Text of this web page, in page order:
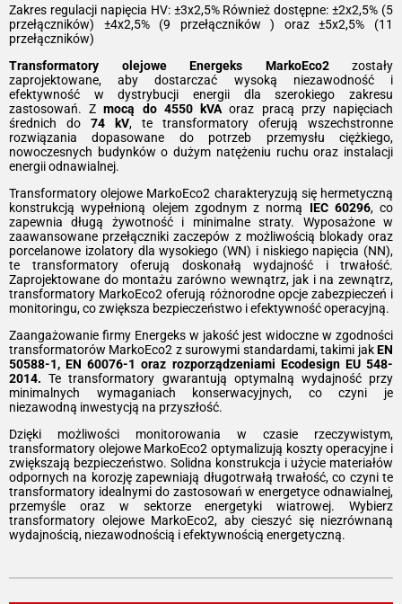
Zakres regulacji napięcia HV: ±3x2,5% Również dostępne: ±2x2,5% (5
przełączników) ±4x2,5% (9 przełączników ) oraz ±5x2,5% (11
przełączników)
Transformatory olejowe Energeks MarkoEco2zostały
zaprojektowane, aby dostarczać wysoką niezawodność i
efektywność w dystrybucji energii dla szerokiego zakresu
zastosowań. Zmocą do 4550 kVA oraz pracą przy napięciach
średnich do 74 kV, te transformatory oferują wszechstronne
rozwiązania dopasowane do potrzeb przemysłu ciężkiego,
nowoczesnych budynków o dużym natężeniu ruchu oraz instalacji
energii odnawialnej.
Transformatory olejowe MarkoEco2 charakteryzują się hermetyczną
konstrukcją wypełnioną olejem zgodnym z normą IEC 60296, co
zapewnia długą żywotność i minimalne straty. Wyposażone w
zaawansowane przełączniki zaczepów z możliwością blokady oraz
porcelanowe izolatory dla wysokiego (WN) i niskiego napięcia (NN),
te transformatory oferują doskonałą wydajność i trwałość.
Zaprojektowane do montażu zarówno wewnątrz, jak i na zewnątrz,
transformatory MarkoEco2 oferują różnorodne opcje zabezpieczeń i
monitoringu, co zwiększa bezpieczeństwo i efektywność operacyjną.
Zaangażowanie firmy Energeks w jakość jest widoczne w zgodności
transformatorów MarkoEco2 z surowymi standardami, takimi jakEN
50588-1, EN 60076-1 oraz rozporządzeniami Ecodesign EU 548-
2014. Te transformatory gwarantują optymalną wydajność przy
minimalnych wymaganiach konserwacyjnych, co czyni je
niezawodną inwestycją na przyszłość.
Dzięki możliwości monitorowania w czasie rzeczywistym,
transformatory olejowe MarkoEco2 optymalizują koszty operacyjne i
zwiększają bezpieczeństwo. Solidna konstrukcja i użycie materiałów
odpornych na korozję zapewniają długotrwałą trwałość, co czyni te
transformatory idealnymi do zastosowań w energetyce odnawialnej,
przemyśle oraz w sektorze energetyki wiatrowej. Wybierz
transformatory olejowe MarkoEco2, aby cieszyć się niezrównaną
wydajnością, niezawodnością i efektywnością energetyczną.